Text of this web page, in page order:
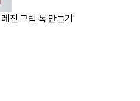
진 그립 톡 만들기'